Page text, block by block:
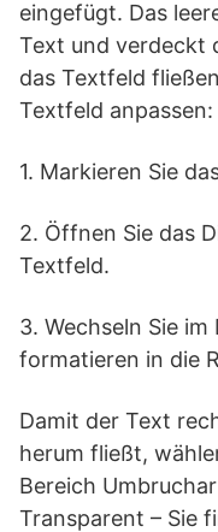
eingefügt. Das
Text und verdeckt
das Textfeld
Textfeld anpassen:
1. Markieren Sie
2. Öffnen Sie das
Textfeld.
3. Wechseln Sie
formatieren in die
Damit der Text
herum fließt,
Bereich
Transparent – Sie